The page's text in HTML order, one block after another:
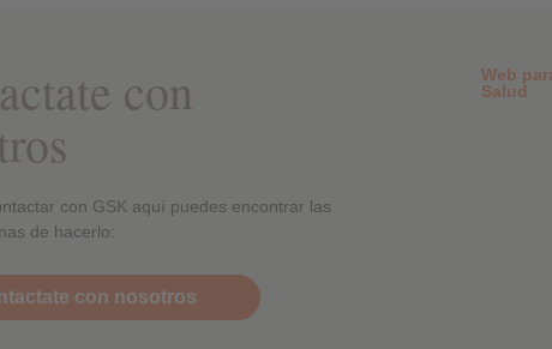
con
con GSK aquí puedes encontrar las
de hacerlo:
con nosotros
Web
Salud